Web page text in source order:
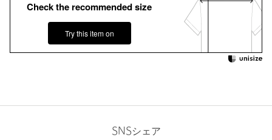
============================
＜SEASONAL COLLECTION（シーズナルコレクション）＞
Check the recommended size
Try this item on
SNSシェア